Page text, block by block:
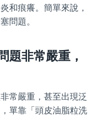
和痕癢。簡單來說，
問題。
題非常嚴重，
常嚴重，甚至出現泛
單靠「頭皮油脂粒洗